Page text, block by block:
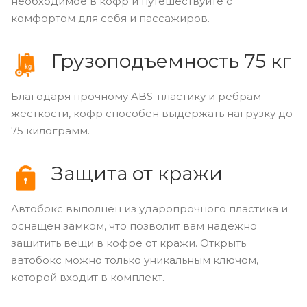
комфортом для себя и пассажиров.
Грузоподъемность 75 кг
Благодаря прочному ABS-пластику и ребрам
жесткости, кофр способен выдержать нагрузку до
75 килограмм.
Защита от кражи
Автобокс выполнен из ударопрочного пластика и
оснащен замком, что позволит вам надежно
защитить вещи в кофре от кражи. Открыть
автобокс можно только уникальным ключом,
которой входит в комплект.